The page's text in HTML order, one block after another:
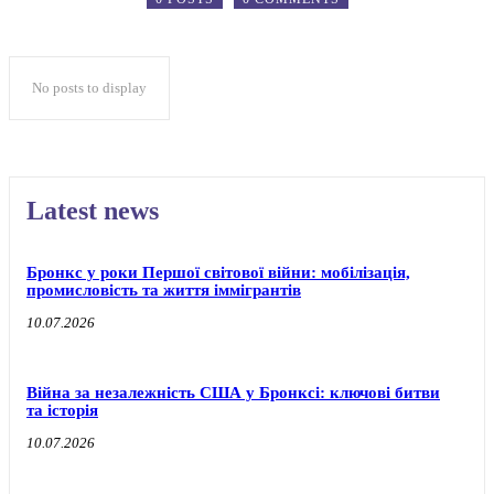
No posts to display
Latest news
Бронкс у роки Першої світової війни: мобілізація,
промисловість та життя іммігрантів
10.07.2026
Війна за незалежність США у Бронксі: ключові битви
та історія
10.07.2026